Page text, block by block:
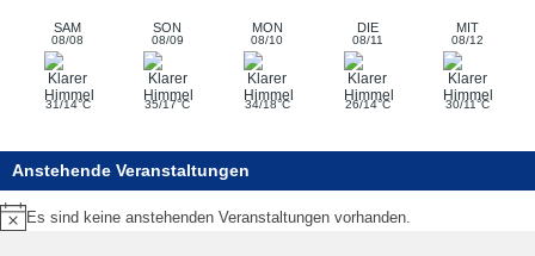
SAM
08/08
SON
08/09
MON
08/10
DIE
08/11
MIT
08/12
31/14°C 35/17°C 34/18°C 26/14°C 30/11°C
Anstehende Veranstaltungen
Hinweis
Es sind keine anstehenden Veranstaltungen vorhanden.